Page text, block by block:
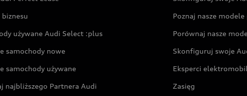
używane Audi Select :plus
samochody nowe
samochody używane
najbliższego Partnera Audi
Poznaj nasze
Porównaj nasze
Skonfiguruj swoje
Eksperci
Zasięg